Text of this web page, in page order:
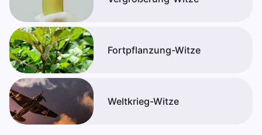
Fortpflanzung-Witze
Weltkrieg-Witze